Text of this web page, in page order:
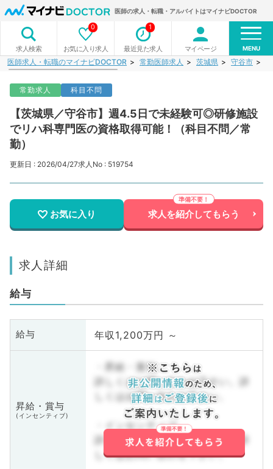
医師の求人・転職・アルバイトはマイナビDOCTOR
求人検索 お気に入り求人
0
最近見た求人
1
マイページ MENU
医師求人・転職のマイナビDOCTOR 常勤医師求人 茨城県 守谷市
常勤求人 科目不問
【茨城県／守谷市】週4.5日で未経験可◎研修施設
でリハ科専門医の資格取得可能！（科目不問／常
勤）
更新日 : 2026/04/27求人No : 519754
お気に入り 求人を紹介してもらう
求人詳細
給与
給与 年収1,200万円 ～
昇給・賞与
(インセンティブ)
・昇給・賞与
詳しくはお問い合わせ下さい。詳
しくはお問い合わせ下さい。
・インセンティブ
詳しくはお問い合わせ下さい。詳
しくはお問い合わせ下さい。